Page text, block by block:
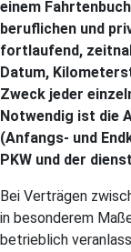
einem
beruflichen und
fortlaufend,
Datum,
Zweck jeder
Notwendig ist die
(Anfangs- und
PKW und der
Bei Verträgen
in besonderem
betrieblich